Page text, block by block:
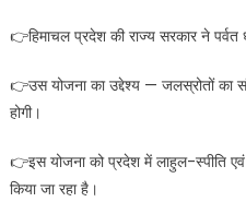
👉हिमाचल प्रदेश की राज्य सरकार ने
👉उस योजना का उद्देश्य — जलस्रोतों का
होगी।
👉इस योजना को प्रदेश में लाहुल-स्पीति एवं
किया जा रहा है।